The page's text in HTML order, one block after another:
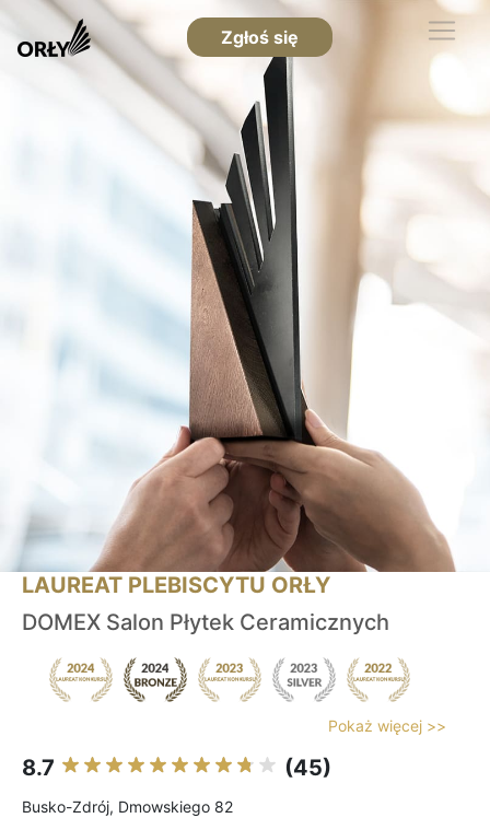
Zgłoś się
LAUREAT PLEBISCYTU ORŁY
DOMEX Salon Płytek Ceramicznych
Pokaż więcej >>
8.7 (45)
Busko-Zdrój, Dmowskiego 82